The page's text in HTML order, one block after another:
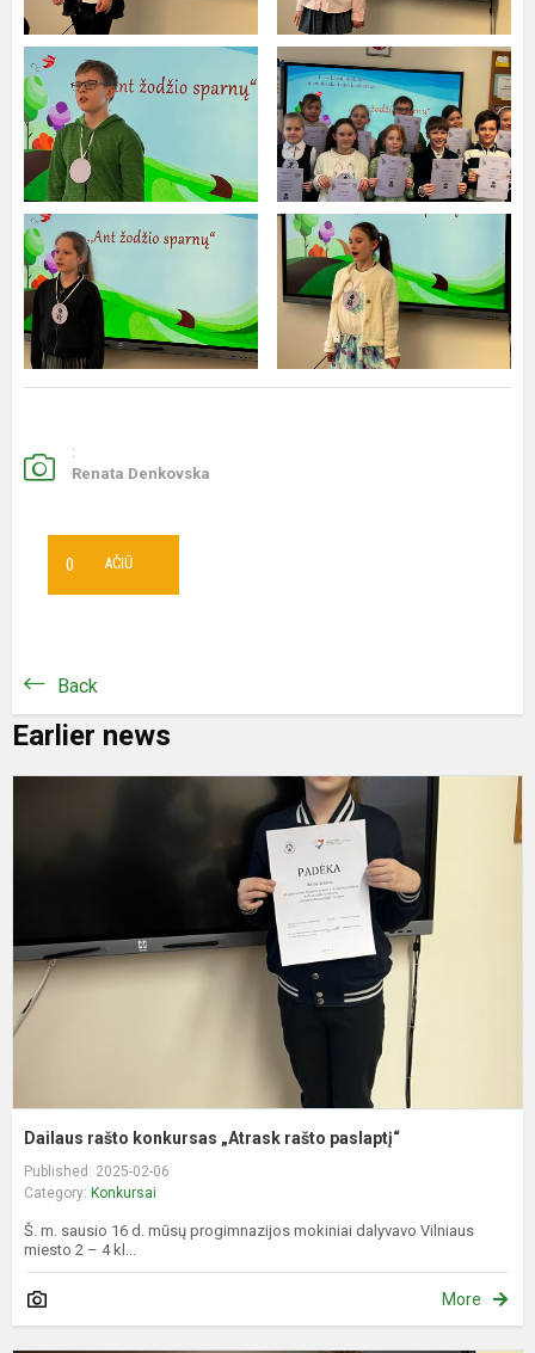
:
Renata Denkovska
AČIŪ
0
Back
Earlier news
Dailaus rašto konkursas „Atrask rašto paslaptį“
Published: 2025-02-06
Category: Konkursai
Š. m. sausio 16 d. mūsų progimnazijos mokiniai dalyvavo Vilniaus
miesto 2 – 4 kl...
More